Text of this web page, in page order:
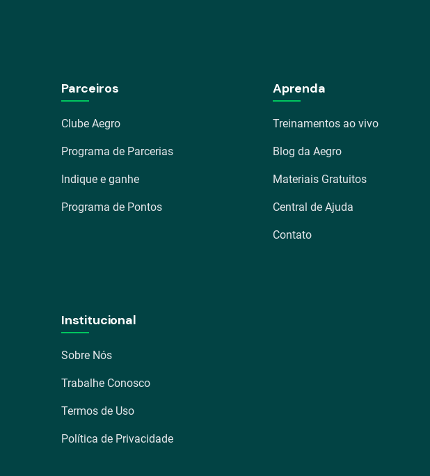
Parceiros
Clube Aegro
Programa de Parcerias
Indique e ganhe
Programa de Pontos
Aprenda
Treinamentos ao vivo
Blog da Aegro
Materiais Gratuitos
Central de Ajuda
Contato
Institucional
Sobre Nós
Trabalhe Conosco
Termos de Uso
Política de Privacidade